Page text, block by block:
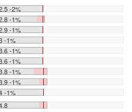
-2%
-1%
-1%
-1%
-1%
-1%
-1%
-1%
-1%